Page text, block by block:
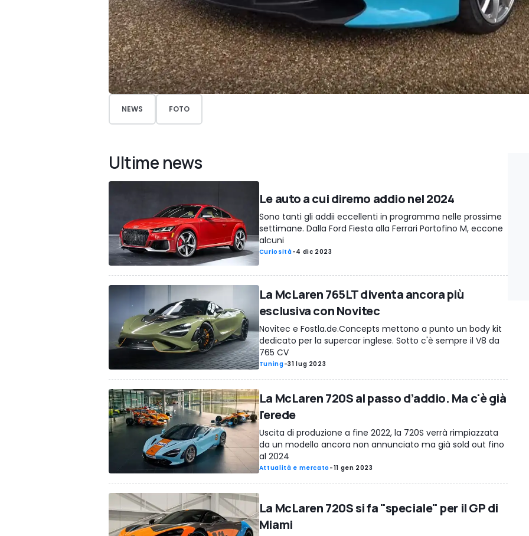
NEWS FOTO
Ultime news
Le auto a cui diremo addio nel 2024
Sono tanti gli addii eccellenti in programma nelle prossime
settimane. Dalla Ford Fiesta alla Ferrari Portofino M, eccone
alcuni
Curiosità-4 dic 2023
La McLaren 765LT diventa ancora più
esclusiva con Novitec
Novitec e Fostla.de.Concepts mettono a punto un body kit
dedicato per la supercar inglese. Sotto c'è sempre il V8 da
765 CV
Tuning-31 lug 2023
La McLaren 720S al passo d’addio. Ma c'è già
l'erede
Uscita di produzione a fine 2022, la 720S verrà rimpiazzata
da un modello ancora non annunciato ma già sold out fino
al 2024
Attualità e mercato -11 gen 2023
La McLaren 720S si fa "speciale" per il GP di
Miami